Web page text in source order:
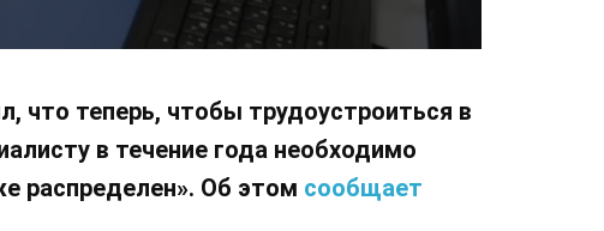
что теперь, чтобы трудоустроиться в
в течение года необходимо
распределен». Об этом сообщает